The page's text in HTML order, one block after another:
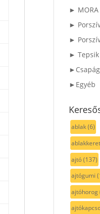
►
►
►
► Tepsik
►Egyéb
ablak(6)
ablakkeret
ajtó(137)
ajtógumi
ajtóhorog